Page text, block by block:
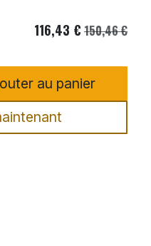
au panier
116,43 € 150,46€